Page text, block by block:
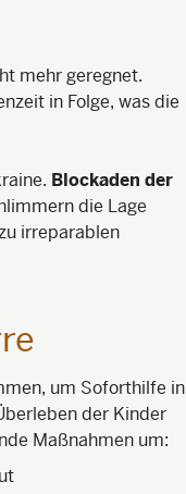
mehr geregnet.
in Folge, was die
Blockaden der
die Lage
irreparablen
um Soforthilfe in
der Kinder
Maßnahmen um: